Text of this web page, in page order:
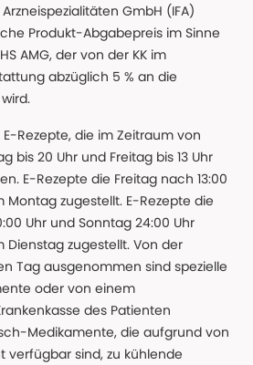
GmbH (IFA)
Produkt-Abgabepreis im Sinne
AMG, der von der KK im
abzüglich 5 % an die
Rezepte, die im Zeitraum von
bis 20 Uhr und Freitag bis 13 Uhr
E-Rezepte die Freitag nach 13:00
zugestellt. E-Rezepte die
Uhr und Sonntag 24:00 Uhr
zugestellt. Von der
Tag ausgenommen sind spezielle
oder von einem
des Patienten
Medikamente, die aufgrund von
verfügbar sind, zu kühlende